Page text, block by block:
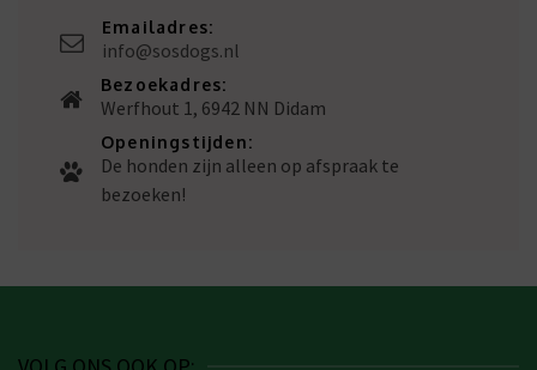
Emailadres:
info@sosdogs.nl
Bezoekadres:
Werfhout 1, 6942 NN Didam
Openingstijden:
De honden zijn alleen op afspraak te
bezoeken!